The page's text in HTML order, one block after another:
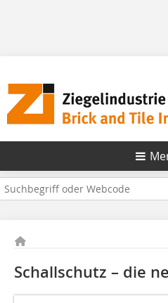
Schallschutz – die